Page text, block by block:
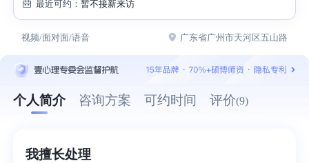
最近可约：暂不接新来访
视频/面对面/语音 广东省广州市天河区五山路
个人简介 咨询方案 可约时间 评价(9)
我擅长处理